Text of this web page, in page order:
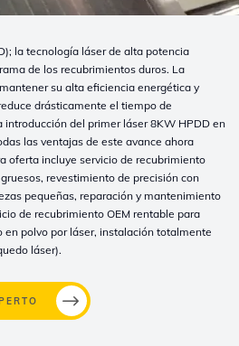
la tecnología láser de alta potencia
de los recubrimientos duros. La
su alta eficiencia energética y
drásticamente el tiempo de
introducción del primer láser 8KW HPDD en
las ventajas de este avance ahora
oferta incluye servicio de recubrimiento
revestimiento de precisión con
pequeñas, reparación y mantenimiento
de recubrimiento OEM rentable para
polvo por láser, instalación totalmente
láser).